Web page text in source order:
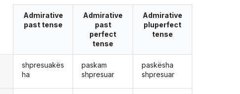
Admirative
past tense
shpresuakës
ha
Admirative
past
perfect
tense
paskam
shpresuar
Admirative
pluperfect
tense
paskësha
shpresuar